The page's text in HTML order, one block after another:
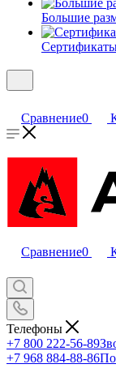
Большие
Сравнение0
Сравнение0
Телефоны
+7 800 222-56-89
+7 968 884-88-86По